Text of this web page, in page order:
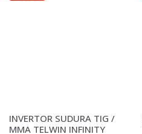
INVERTOR SUDURA TIG /
MMA TELWIN INFINITY